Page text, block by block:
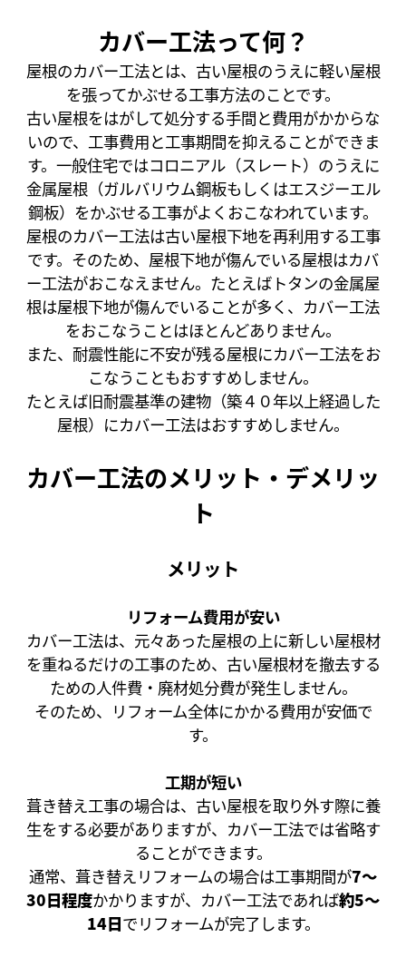
カバー工法って何？
屋根のカバー工法とは、古い屋根のうえに軽い屋根
を張ってかぶせる工事方法のことです。
古い屋根をはがして処分する手間と費用がかからな
いので、工事費用と工事期間を抑えることができま
す。一般住宅ではコロニアル（スレート）のうえに
金属屋根（ガルバリウム鋼板もしくはエスジーエル
鋼板）をかぶせる工事がよくおこなわれています。
屋根のカバー工法は古い屋根下地を再利用する工事
です。そのため、屋根下地が傷んでいる屋根はカバ
ー工法がおこなえません。たとえばトタンの金属屋
根は屋根下地が傷んでいることが多く、カバー工法
をおこなうことはほとんどありません。
また、耐震性能に不安が残る屋根にカバー工法をお
こなうこともおすすめしません。
たとえば旧耐震基準の建物（築４０年以上経過した
屋根）にカバー工法はおすすめしません。
カバー工法のメリット・デメリッ
ト
メリット
リフォーム費用が安い
カバー工法は、元々あった屋根の上に新しい屋根材
を重ねるだけの工事のため、古い屋根材を撤去する
ための人件費・廃材処分費が発生しません。
そのため、リフォーム全体にかかる費用が安価で
す。
工期が短い
葺き替え工事の場合は、古い屋根を取り外す際に養
生をする必要がありますが、カバー工法では省略す
ることができます。
通常、葺き替えリフォームの場合は工事期間が7～
30日程度かかりますが、カバー工法であれば約5～
14日でリフォームが完了します。